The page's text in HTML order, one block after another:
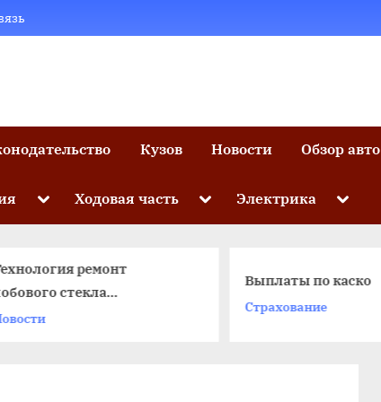
Кузов Новости Обзор авто
Toggle
menu
Ходовая часть Toggle
menu
Электрика Toggle
menu
ремонт
стекла
новый взгляд
Выплаты по каско
Страхование